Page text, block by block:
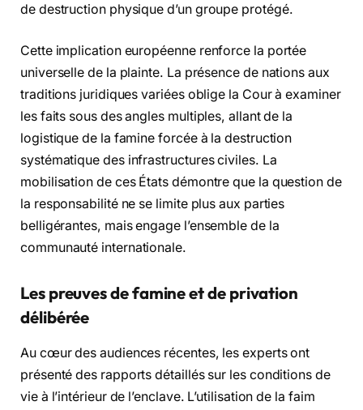
de destruction physique d’un groupe protégé.
Cette implication européenne renforce la portée
universelle de la plainte. La présence de nations aux
traditions juridiques variées oblige la Cour à examiner
les faits sous des angles multiples, allant de la
logistique de la famine forcée à la destruction
systématique des infrastructures civiles. La
mobilisation de ces États démontre que la question de
la responsabilité ne se limite plus aux parties
belligérantes, mais engage l’ensemble de la
communauté internationale.
Les preuves de famine et de privation
délibérée
Au cœur des audiences récentes, les experts ont
présenté des rapports détaillés sur les conditions de
vie à l’intérieur de l’enclave. L’utilisation de la faim